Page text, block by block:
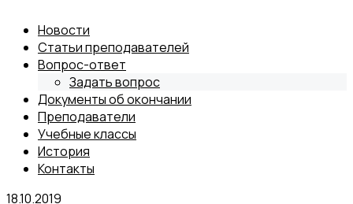
Новости
Статьи преподавателей
Вопрос-ответ
Задать вопрос
Документы об окончании
Преподаватели
Учебные классы
История
Контакты
18.10.2019